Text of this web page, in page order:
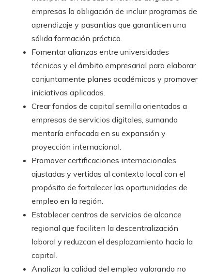
empresas la obligación de incluir programas de
aprendizaje y pasantías que garanticen una
sólida formación práctica.
Fomentar alianzas entre universidades
técnicas y el ámbito empresarial para elaborar
conjuntamente planes académicos y promover
iniciativas aplicadas.
Crear fondos de capital semilla orientados a
empresas de servicios digitales, sumando
mentoría enfocada en su expansión y
proyección internacional.
Promover certificaciones internacionales
ajustadas y vertidas al contexto local con el
propósito de fortalecer las oportunidades de
empleo en la región.
Establecer centros de servicios de alcance
regional que faciliten la descentralización
laboral y reduzcan el desplazamiento hacia la
capital.
Analizar la calidad del empleo valorando no